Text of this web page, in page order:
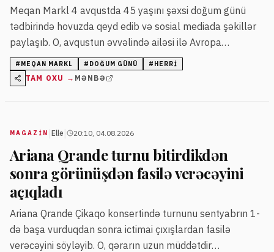
Meqan Markl 4 avqustda 45 yaşını şəxsi doğum günü
tədbirində hovuzda qeyd edib və sosial mediada şəkillər
paylaşıb. O, avqustun əvvəlində ailəsi ilə Avropa
tətilindən qayıdıb.
# MEQAN MARKL # DOĞUM GÜNÜ # HERRI
TAM OXU → MƏNBƏ
MAGAZİN Elle 20:10, 04.08.2026
Ariana Qrande turnu bitirdikdən
sonra görünüşdən fasilə verəcəyini
açıqladı
Ariana Qrande Çikaqo konsertində turnunu sentyabrın 1-
də başa vurduqdan sonra ictimai çıxışlardan fasilə
verəcəyini söyləyib. O, qərarın uzun müddətdir